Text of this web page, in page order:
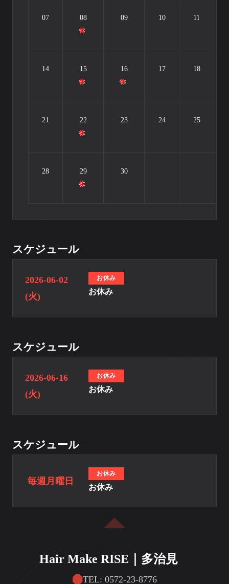
07 08 09 10 11
14 15 16 17 18
21 22 23 24 25
28 29 30
スケジュール
2026-06-02
(火)
お休み
お休み
スケジュール
2026-06-16
(火)
お休み
お休み
スケジュール
毎週月曜日
お休み
お休み
Hair Make RISE｜多治見
TEL: 0572-23-8776